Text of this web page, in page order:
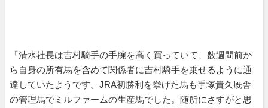
「清水社長は吉村騎手の手腕を高く買っていて、数週間前か
ら自身の所有馬を含めて関係者に吉村騎手を乗せるように通
達していたようです。JRA初勝利を挙げた馬も手塚貴久厩舎
の管理馬でミルファームの生産馬でした。随所にさすがと思